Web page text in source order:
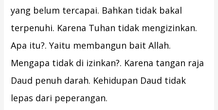
yang belum tercapai. Bahkan tidak bakal
terpenuhi. Karena Tuhan tidak mengizinkan.
Apa itu?. Yaitu membangun bait Allah.
Mengapa tidak di izinkan?. Karena tangan raja
Daud penuh darah. Kehidupan Daud tidak
lepas dari peperangan.